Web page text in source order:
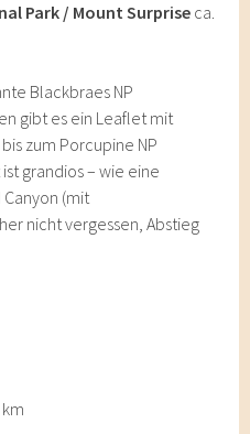
Park / Mount Surprise ca.
Blackbraes NP
gibt es ein Leaflet mit
zum Porcupine NP
grandios – wie eine
Canyon (mit
nicht vergessen, Abstieg